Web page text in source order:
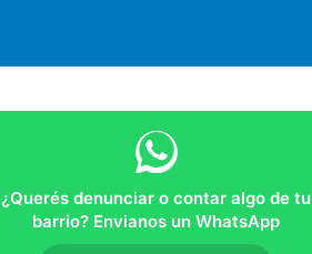
¿Querés denunciar o contar algo de tu
barrio? Envianos un WhatsApp